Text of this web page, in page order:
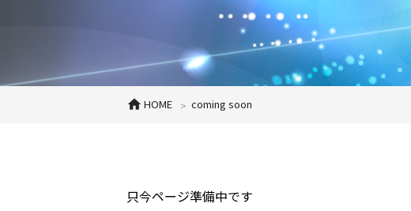
HOME coming soon
只今ページ準備中です